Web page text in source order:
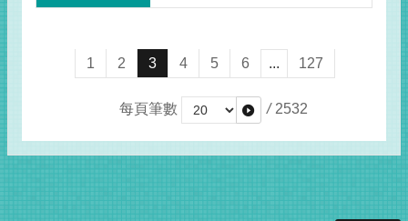
1 2 3 4 5 6 ... 127
每頁筆數 / 2532